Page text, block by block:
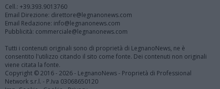
Cell.: +39.393.9013760
Email Direzione: direttore@legnanonews.com
Email Redazione: info@legnanonews.com
Pubblicità: commerciale@legnanonews.com
Tutti i contenuti originali sono di proprietà di LegnanoNews, ne è
consentito l'utilizzo citando il sito come fonte. Dei contenuti non originali
viene citata la fonte.
Copyright © 2016 - 2026 - LegnanoNews - Proprietà di Professional
Network s.r.l. - P.Iva 03068650120